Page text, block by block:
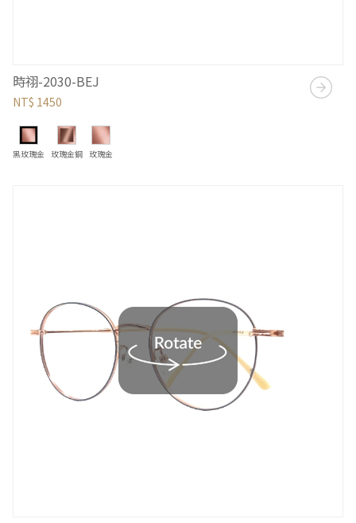
時祤-2030-BEJ
NT$ 1450
黑玫瑰金 玫瑰金銅 玫瑰金